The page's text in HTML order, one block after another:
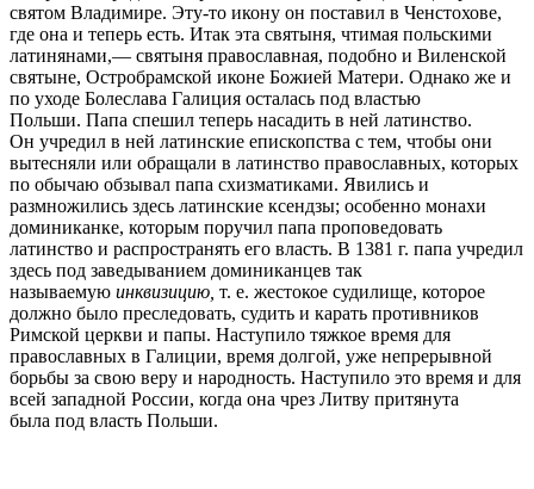
святом Владимире. Эту-то икону он поставил в Ченстохове,
где она и теперь есть. Итак эта святыня, чтимая польскими
латинянами,— святыня православная, подобно и Виленской
святыне, Остробрамской иконе Божией Матери. Однако же и
по уходе Болеслава Галиция осталась под властью
Польши. Папа спешил теперь насадить в ней латинство.
Он учредил в ней латинские епископства с тем, чтобы они
вытесняли или обращали в латинство православных, которых
по обычаю обзывал папа схизматиками. Явились и
размножились здесь латинские ксендзы; особенно монахи
доминиканке, которым поручил папа проповедовать
латинство и распространять его власть. В 1381 г. папа учредил
здесь под заведыванием доминиканцев так
называемую инквизицию, т. е. жестокое судилище, которое
должно было преследовать, судить и карать противников
Римской церкви и папы. Наступило тяжкое время для
православных в Галиции, время долгой, уже непрерывной
борьбы за свою веру и народность. Наступило это время и для
всей западной России, когда она чрез Литву притянута
была под власть Польши.